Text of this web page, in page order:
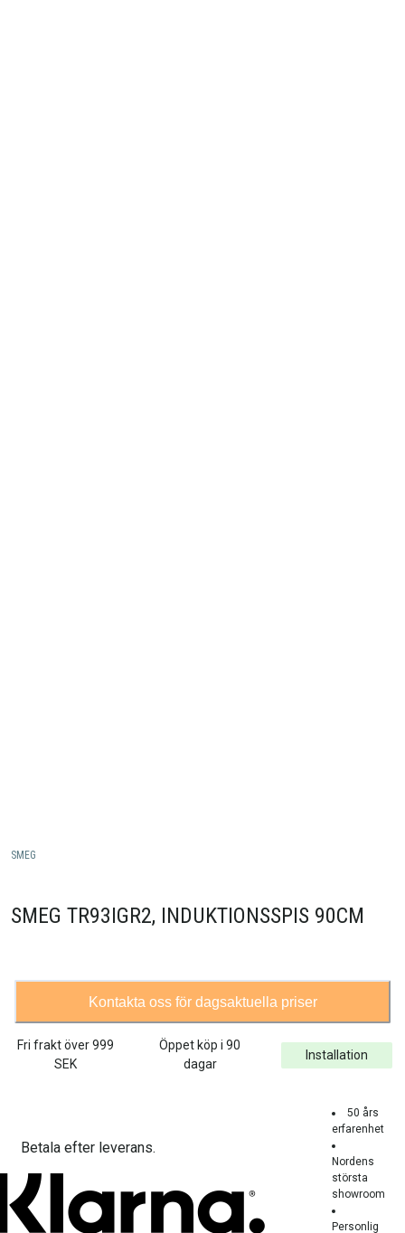
SMEG
SMEG TR93IGR2, INDUKTIONSSPIS 90CM
Kontakta oss för dagsaktuella priser
Fri frakt över999
SEK
Öppet köp i 90
dagar
Installation
Betala efter leverans.
50 års
erfarenhet
Nordens
största
showroom
Personlig